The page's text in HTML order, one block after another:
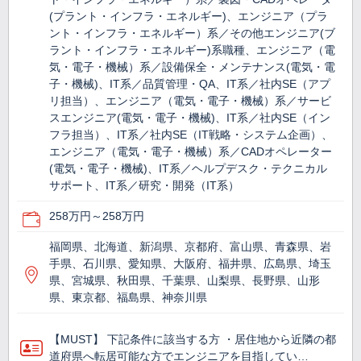
(プラント・インフラ・エネルギー)、エンジニア（プラ
ント・インフラ・エネルギー）系／その他エンジニア(ブ
ラント・インフラ・エネルギー)系職種、エンジニア（電
気・電子・機械）系／設備保全・メンテナンス(電気・電
子・機械)、IT系／品質管理・QA、IT系／社内SE（アプ
リ担当）、エンジニア（電気・電子・機械）系／サービ
スエンジニア(電気・電子・機械)、IT系／社内SE（イン
フラ担当）、IT系／社内SE（IT戦略・システム企画）、
エンジニア（電気・電子・機械）系／CADオペレーター
(電気・電子・機械)、IT系／ヘルプデスク・テクニカル
サポート、IT系／研究・開発（IT系）
258万円～258万円
福岡県、北海道、新潟県、京都府、富山県、青森県、岩
手県、石川県、愛知県、大阪府、福井県、広島県、埼玉
県、宮城県、秋田県、千葉県、山梨県、長野県、山形
県、東京都、福島県、神奈川県
【MUST】 下記条件に該当する方 ・居住地から近隣の都
道府県へ転居可能な方でエンジニアを目指してい…